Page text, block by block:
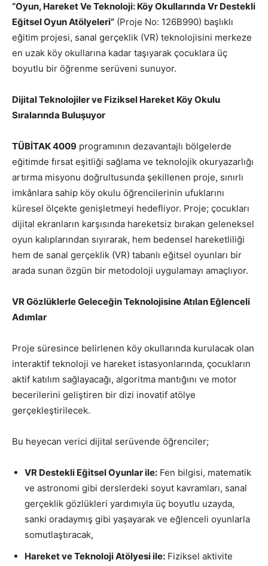
“Oyun, Hareket Ve Teknoloji: Köy Okullarında Vr Destekli
Eğitsel Oyun Atölyeleri” (Proje No: 126B990) başlıklı
eğitim projesi, sanal gerçeklik (VR) teknolojisini merkeze
en uzak köy okullarına kadar taşıyarak çocuklara üç
boyutlu bir öğrenme serüveni sunuyor.
Dijital Teknolojiler ve Fiziksel Hareket Köy Okulu
Sıralarında Buluşuyor
TÜBİTAK 4009 programının dezavantajlı bölgelerde
eğitimde fırsat eşitliği sağlama ve teknolojik okuryazarlığı
artırma misyonu doğrultusunda şekillenen proje, sınırlı
imkânlara sahip köy okulu öğrencilerinin ufuklarını
küresel ölçekte genişletmeyi hedefliyor. Proje; çocukları
dijital ekranların karşısında hareketsiz bırakan geleneksel
oyun kalıplarından sıyırarak, hem bedensel hareketliliği
hem de sanal gerçeklik (VR) tabanlı eğitsel oyunları bir
arada sunan özgün bir metodoloji uygulamayı amaçlıyor.
VR Gözlüklerle Geleceğin Teknolojisine Atılan Eğlenceli
Adımlar
Proje süresince belirlenen köy okullarında kurulacak olan
interaktif teknoloji ve hareket istasyonlarında, çocukların
aktif katılım sağlayacağı, algoritma mantığını ve motor
becerilerini geliştiren bir dizi inovatif atölye
gerçekleştirilecek.
Bu heyecan verici dijital serüvende öğrenciler;
VR Destekli Eğitsel Oyunlar ile: Fen bilgisi, matematik
ve astronomi gibi derslerdeki soyut kavramları, sanal
gerçeklik gözlükleri yardımıyla üç boyutlu uzayda,
sanki oradaymış gibi yaşayarak ve eğlenceli oyunlarla
somutlaştıracak,
Hareket ve Teknoloji Atölyesi ile: Fiziksel aktivite